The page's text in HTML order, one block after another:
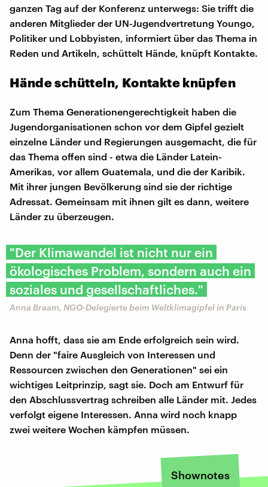
ganzen Tag auf der Konferenz unterwegs: Sie trifft die
anderen Mitglieder der UN-Jugendvertretung Youngo,
Politiker und Lobbyisten, informiert über das Thema in
Reden und Artikeln, schüttelt Hände, knüpft Kontakte.
Hände schütteln, Kontakte knüpfen
Zum Thema Generationengerechtigkeit haben die
Jugendorganisationen schon vor dem Gipfel gezielt
einzelne Länder und Regierungen ausgemacht, die für
das Thema offen sind - etwa die Länder Latein-
Amerikas, vor allem Guatemala, und die der Karibik.
Mit ihrer jungen Bevölkerung sind sie der richtige
Adressat. Gemeinsam mit ihnen gilt es dann, weitere
Länder zu überzeugen.
"Der Klimawandel ist nicht nur ein
ökologisches Problem, sondern auch ein
soziales und gesellschaftliches."
Anna Braam, NGO-Delegierte beim Weltklimagipfel in Paris
Anna hofft, dass sie am Ende erfolgreich sein wird.
Denn der "faire Ausgleich von Interessen und
Ressourcen zwischen den Generationen" sei ein
wichtiges Leitprinzip, sagt sie. Doch am Entwurf für
den Abschlussvertrag schreiben alle Länder mit. Jedes
verfolgt eigene Interessen. Anna wird noch knapp
zwei weitere Wochen kämpfen müssen.
Shownotes